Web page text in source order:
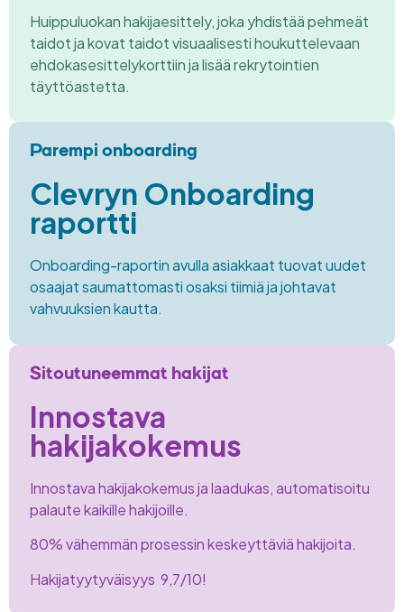
Huippuluokan hakijaesittely, joka yhdistää pehmeät
taidot ja kovat taidot visuaalisesti houkuttelevaan
ehdokasesittelykorttiin ja lisää rekrytointien
täyttöastetta.
Parempi onboarding
Clevryn Onboarding
raportti
Onboarding-raportinavulla asiakkaat tuovat uudet
osaajat saumattomasti osaksi tiimiä ja johtavat
vahvuuksien kautta.​
Sitoutuneemmat hakijat
Innostava
hakijakokemus
Innostava hakijakokemus ja laadukas, automatisoitu
palaute kaikille hakijoille.
80% vähemmän prosessin keskeyttäviä hakijoita.
Hakijatyytyväisyys 9,7/10!